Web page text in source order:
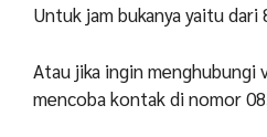
Untuk jam bukanya yaitu dari
Atau jika ingin menghubungi
mencoba kontak di nomor